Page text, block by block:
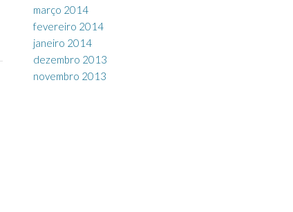
março 2014
fevereiro 2014
janeiro 2014
dezembro 2013
novembro 2013